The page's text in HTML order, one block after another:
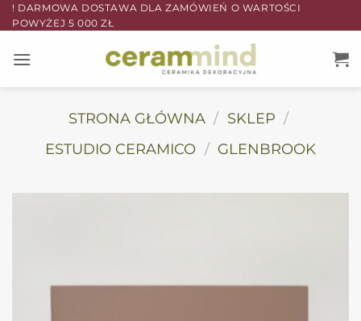
Przewiń
do
! DARMOWA DOSTAWA DLA ZAMÓWIEŃ O WARTOŚCI
POWYŻEJ 5 000 ZŁ
STRONA GŁÓWNA / SKLEP /
ESTUDIO CERAMICO / GLENBROOK